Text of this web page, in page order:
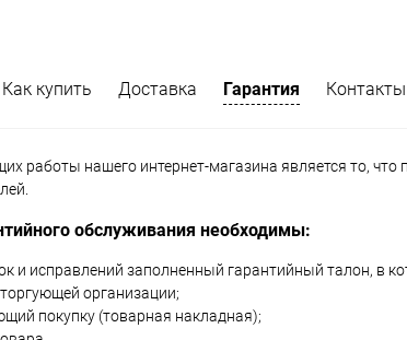
Как купить Доставка Гарантия Контакты
работы нашего интернет-магазина является то,
обслуживания необходимы:
и исправлений заполненный гарантийный талон, в
организации;
покупку (товарная накладная);